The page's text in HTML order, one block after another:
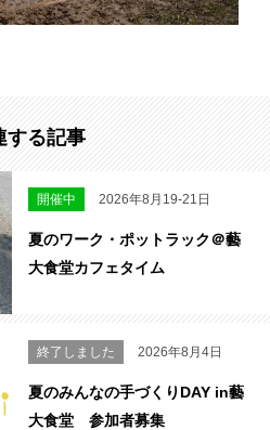
する記事
開催中 2026年8月19-21日
夏のワーク・ポットラック＠藝
大食堂カフェタイム
終了しました 2026年8月4日
夏のみんなの手づくりDAY in藝
大食堂 参加者募集